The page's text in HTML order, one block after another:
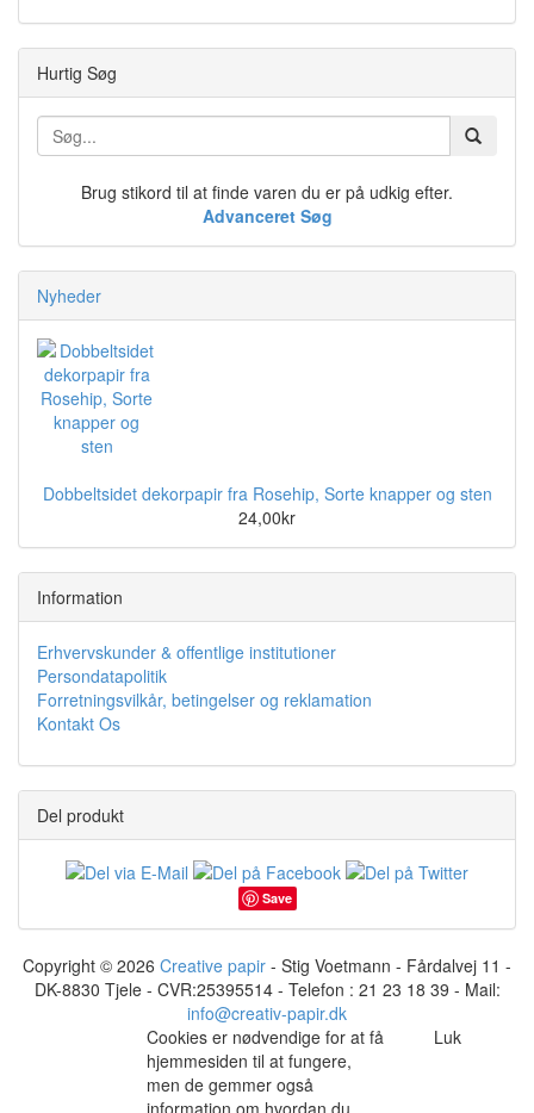
Hurtig Søg
Brug stikord til at finde varen du er på udkig efter.
Advanceret Søg
Nyheder
Dobbeltsidet dekorpapir fra Rosehip, Sorte knapper og sten
24,00kr
Information
Erhvervskunder & offentlige institutioner
Persondatapolitik
Forretningsvilkår, betingelser og reklamation
Kontakt Os
Del produkt
Save
Copyright © 2026 Creative papir - Stig Voetmann - Fårdalvej 11 -
DK-8830 Tjele - CVR:25395514 - Telefon : 21 23 18 39 - Mail:
info@creativ-papir.dk
Cookies er nødvendige for at få
hjemmesiden til at fungere,
men de gemmer også
information om hvordan du
Luk